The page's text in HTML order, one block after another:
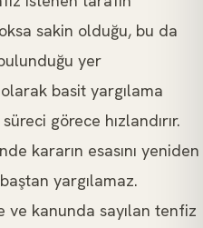
sakin olduğu, bu da
yer
basit yargılama
görece hızlandırır.
kararın esasını yeniden
yargılamaz.
ve kanunda sayılan tenfiz